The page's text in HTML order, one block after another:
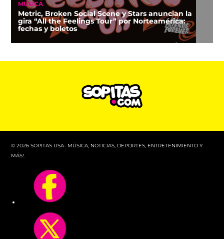
MÚSICA
Metric, Broken Social Scene y Stars anuncian la
gira “All the Feelings Tour” por Norteamérica:
fechas y boletos
© 2026 SOPITAS USA- MÚSICA, NOTICIAS, DEPORTES, ENTRETENIMIENTO Y
MÁS!.